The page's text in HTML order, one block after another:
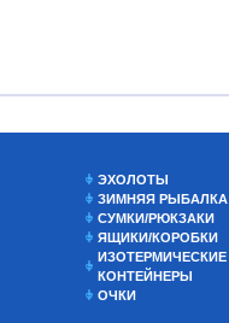
ЭХОЛОТЫ
ЗИМНЯЯ РЫБАЛКА
СУМКИ/РЮКЗАКИ
ЯЩИКИ/КОРОБКИ
ИЗОТЕРМИЧЕСКИЕ
КОНТЕЙНЕРЫ
ОЧКИ